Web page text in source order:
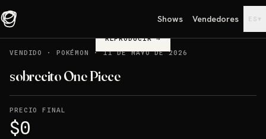
Shows Vendedores ES ▾
REPRODUCIR→
VENDIDO
· POKÉMON ·11 DE MAYO DE 2026
sobrecito One Piece
PRECIO FINAL
$0